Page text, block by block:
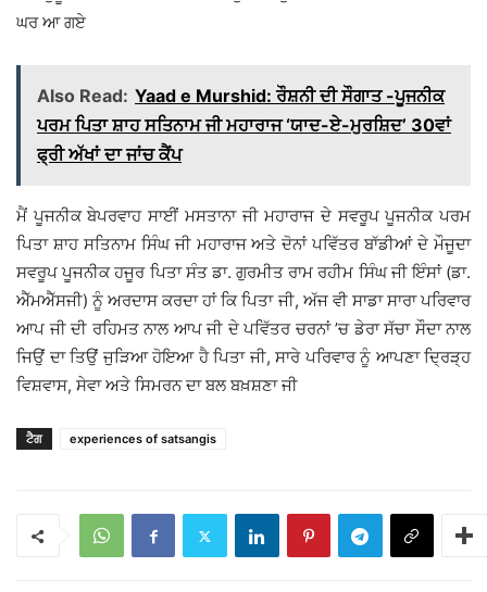
ਘਰ ਆ ਗਏ
Also Read: Yaad e Murshid: ਰੌਸ਼ਨੀ ਦੀ ਸੌਗਾਤ -ਪੂਜਨੀਕ
ਪਰਮ ਪਿਤਾ ਸ਼ਾਹ ਸਤਿਨਾਮ ਜੀ ਮਹਾਰਾਜ ‘ਯਾਦ-ਏ-ਮੁਰਸ਼ਿਦ’ 30ਵਾਂ
ਫ੍ਰੀ ਅੱਖਾਂ ਦਾ ਜਾਂਚ ਕੈਂਪ
ਮੈਂ ਪੂਜਨੀਕ ਬੇਪਰਵਾਹ ਸਾਈਂ ਮਸਤਾਨਾ ਜੀ ਮਹਾਰਾਜ ਦੇ ਸਵਰੂਪ ਪੂਜਨੀਕ ਪਰਮ
ਪਿਤਾ ਸ਼ਾਹ ਸਤਿਨਾਮ ਸਿੰਘ ਜੀ ਮਹਾਰਾਜ ਅਤੇ ਦੋਨਾਂ ਪਵਿੱਤਰ ਬਾੱਡੀਆਂ ਦੇ ਮੌਜੂਦਾ
ਸਵਰੂਪ ਪੂਜਨੀਕ ਹਜੂਰ ਪਿਤਾ ਸੰਤ ਡਾ. ਗੁਰਮੀਤ ਰਾਮ ਰਹੀਮ ਸਿੰਘ ਜੀ ਇੰਸਾਂ (ਡਾ.
ਐੱਮਐੱਸਜੀ) ਨੂੰ ਅਰਦਾਸ ਕਰਦਾ ਹਾਂ ਕਿ ਪਿਤਾ ਜੀ, ਅੱਜ ਵੀ ਸਾਡਾ ਸਾਰਾ ਪਰਿਵਾਰ
ਆਪ ਜੀ ਦੀ ਰਹਿਮਤ ਨਾਲ ਆਪ ਜੀ ਦੇ ਪਵਿੱਤਰ ਚਰਨਾਂ ’ਚ ਡੇਰਾ ਸੱਚਾ ਸੌਦਾ ਨਾਲ
ਜਿਉਂ ਦਾ ਤਿਉਂ ਜੁੜਿਆ ਹੋਇਆ ਹੈ ਪਿਤਾ ਜੀ, ਸਾਰੇ ਪਰਿਵਾਰ ਨੂੰ ਆਪਣਾ ਦ੍ਰਿੜ੍ਹ
ਵਿਸ਼ਵਾਸ, ਸੇਵਾ ਅਤੇ ਸਿਮਰਨ ਦਾ ਬਲ ਬਖ਼ਸ਼ਣਾ ਜੀ
ਟੈਗ experiences of satsangis